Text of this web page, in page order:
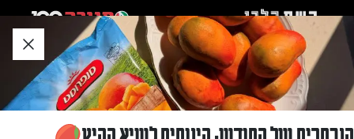
לאזור
תוכן
תחתוןדף הבית»
...
»קציצות תפוחי אדמה ובצל ירוק
קציצות תפוחי אדמה ובצל ירוק